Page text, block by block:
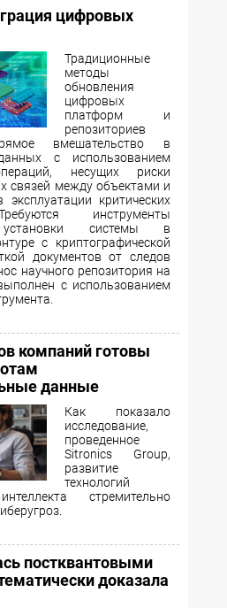
цифровых
Традиционные
методы
обновления
цифровых
платформ и
репозиториев
вмешательство в
с использованием
несущих риски
связей между объектами и
эксплуатации критических
инструменты
установки системы в
с криптографической
документов от следов
научного репозитория на
с использованием
компаний готовы
данные
Как показало
исследование,
проведенное
Sitronics Group,
развитие
технологий
стремительно
постквантовыми
доказала